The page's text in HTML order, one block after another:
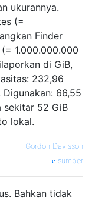
ukurannya.
(=
Finder
1.000.000.000
di GiB,
232,96
Digunakan: 66,55
sekitar 52 GiB
lokal.
— Gordon Davisson
sumber
Bahkan tidak